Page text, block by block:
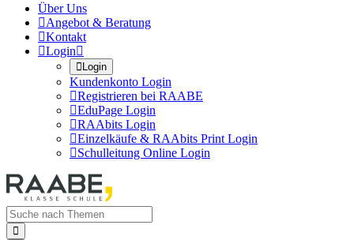
Über Uns
Angebot & Beratung
Kontakt
Login
Login
Kundenkonto Login
Registrieren bei RAABE
EduPage Login
RAAbits Login
Einzelkäufe & RAAbits Print Login
Schulleitung Online Login
